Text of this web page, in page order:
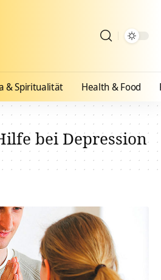
& Spiritualität Health & Food
bei Depression